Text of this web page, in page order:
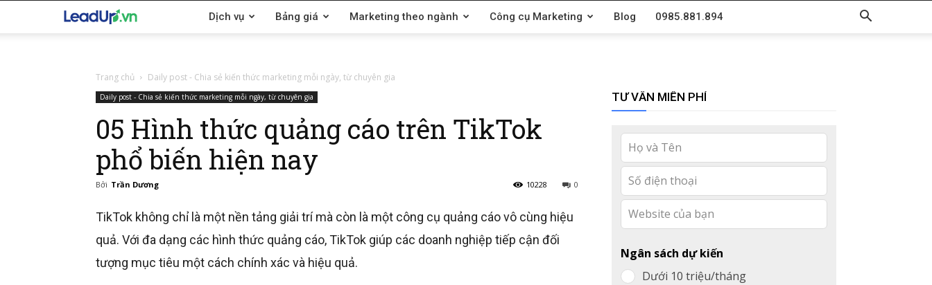
LeadUp.vn Dịch vụ Bảng giá Marketing theo ngành Công cụ Marketing Blog 0985.881.894
Trang chủ Daily post - Chia sẻ kiến thức marketing mỗi ngày, từ chuyên gia
Daily post - Chia sẻ kiến thức marketing mỗi ngày, từ chuyên gia
05 Hình thức quảng cáo trên TikTok
phổ biến hiện nay
Bởi Trần Dương 0
10228
TikTok không chỉ là một nền tảng giải trí mà còn là một công cụ quảng cáo vô cùng hiệu
quả. Với đa dạng các hình thức quảng cáo, TikTok giúp các doanh nghiệp tiếp cận đối
tượng mục tiêu một cách chính xác và hiệu quả.
TƯ VẤN MIỄN PHÍ
this
field
blank
Ngân sách dự kiến
Dưới 10 triệu/tháng